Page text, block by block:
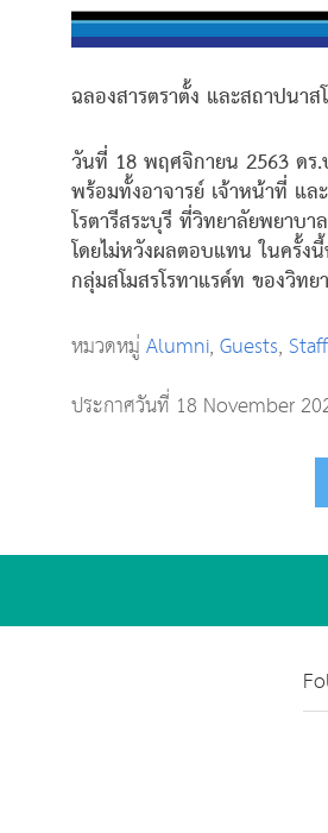
ฉลองสารตราตั้ง และสถาปนาส
วันที่ 18 พฤศจิกายน 2563 ดร.
พร้อมทั้งอาจารย์ เจ้าหน้าที่ แล
โรตารีสระบุรี ที่วิทยาลัยพยาบ
โดยไม่หวังผลตอบแทน ในครั้ง
กลุ่มสโมสรโรทาแรค์ท ของวิทย
หมวดหมู่Alumni,Guests,
ประกาศวันที่ 18 November